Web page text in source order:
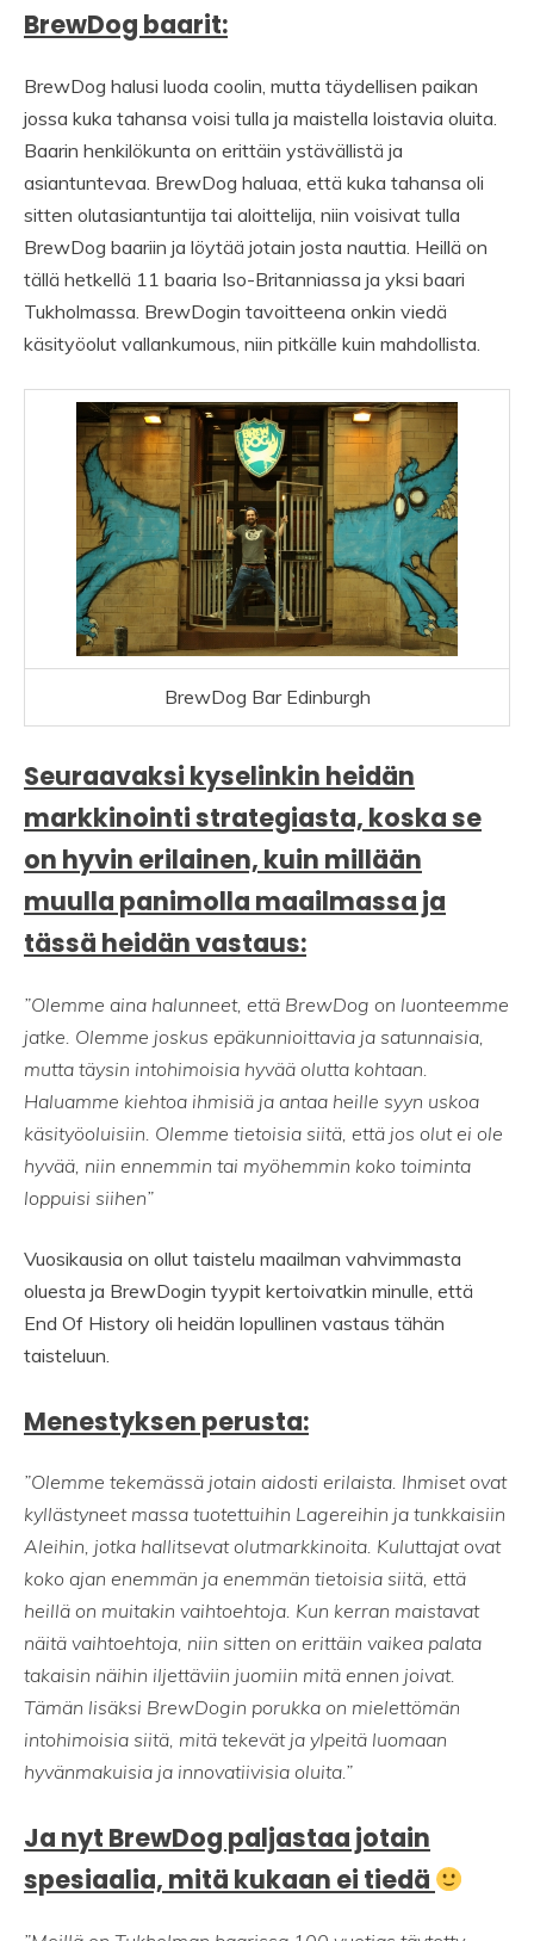
BrewDog baarit:
BrewDog halusi luoda coolin, mutta täydellisen paikan
jossa kuka tahansa voisi tulla ja maistella loistavia oluita.
Baarin henkilökunta on erittäin ystävällistä ja
asiantuntevaa. BrewDog haluaa, että kuka tahansa oli
sitten olutasiantuntija tai aloittelija, niin voisivat tulla
BrewDog baariin ja löytää jotain josta nauttia. Heillä on
tällä hetkellä 11 baaria Iso-Britanniassa ja yksi baari
Tukholmassa. BrewDogin tavoitteena onkin viedä
käsityöolut vallankumous, niin pitkälle kuin mahdollista.
BrewDog Bar Edinburgh
Seuraavaksi kyselinkin heidän
markkinointi strategiasta, koska se
on hyvin erilainen, kuin millään
muulla panimolla maailmassa ja
tässä heidän vastaus:
”Olemme aina halunneet, että BrewDog on luonteemme
jatke. Olemme joskus epäkunnioittavia ja satunnaisia,
mutta täysin intohimoisia hyvää olutta kohtaan.
Haluamme kiehtoa ihmisiä ja antaa heille syyn uskoa
käsityöoluisiin. Olemme tietoisia siitä, että jos olut ei ole
hyvää, niin ennemmin tai myöhemmin koko toiminta
loppuisi siihen”
Vuosikausia on ollut taistelu maailman vahvimmasta
oluesta ja BrewDogin tyypit kertoivatkin minulle, että
End Of History oli heidän lopullinen vastaus tähän
taisteluun.
Menestyksen perusta:
”Olemme tekemässä jotain aidosti erilaista. Ihmiset ovat
kyllästyneet massa tuotettuihin Lagereihin ja tunkkaisiin
Aleihin, jotka hallitsevat olutmarkkinoita. Kuluttajat ovat
koko ajan enemmän ja enemmän tietoisia siitä, että
heillä on muitakin vaihtoehtoja. Kun kerran maistavat
näitä vaihtoehtoja, niin sitten on erittäin vaikea palata
takaisin näihin iljettäviin juomiin mitä ennen joivat.
Tämän lisäksi BrewDogin porukka on mielettömän
intohimoisia siitä, mitä tekevät ja ylpeitä luomaan
hyvänmakuisia ja innovatiivisia oluita.”
Ja nyt BrewDog paljastaa jotain
spesiaalia, mitä kukaan ei tiedä